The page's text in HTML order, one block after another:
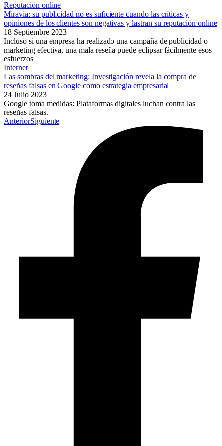
Reputación online
Miravia: su publicidad no es suficiente cuando las críticas y
opiniones de los clientes son negativas y lastran su reputación online
18 Septiembre 2023
Incluso si una empresa ha realizado una campaña de publicidad o
marketing efectiva, una mala reseña puede eclipsar fácilmente esos
esfuerzos
Internet
Las sombras del marketing: Investigación revela la compra de
reseñas falsas en Google como estrategia empresarial
24 Julio 2023
Google toma medidas: Plataformas digitales luchan contra las
reseñas falsas.
AnteriorSiguiente